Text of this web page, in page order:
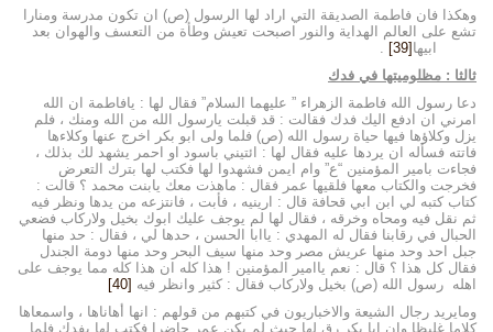
وهكذا فان فاطمة الصديقة التي اراد لها الرسول (ص) ان تكون مدرسة ومنارا
تشع على العالم الهداية والنور اصبحت تعيش وطأة من التعسف والهوان بعد
ابيها [39]
.
ثالثا : مظلوميتها في فدك
دعا رسول الله فاطمة الزهراء ” عليهما السلام” فقال لها : يافاطمة ان الله
امرني ان ادفع اليك فدك فقالت : قد قبلت يارسول الله من الله ومنك ، فلم
يزل وكلاؤها فيها حياة رسول الله (ص) فلما ولى ابو بكر اخرج عنها وكلاءها
فاتته فسأله ان يردها عليه فقال لها : ائتيني باسود او احمر يشهد لك بذلك ،
فجاءت بامير المؤمنين “ع” وام ايمن فشهدوا لها فكتب لها بترك التعرض
فخرجت والكتاب معها فلقيها عمر فقال : ماهذت معك يابنت محمد ؟ قالت :
كتاب كتبه لي ابن ابي قحافة قال : ارينيه ، فأبت ، فانتزعه من يدها ونظر فيه
ثم نقل فيه ومحاه وخرقه ، فقال لها لم يوجف عليك ابوك بخيل ولاركاب فضعي
الحبال في رقابنا فقال له المهدي : ياابا الحسن ، حدها لي ، فقال : حد منها
جبل احد وحد منها عريش مصر وحد منها سيف البحر وحد منها دومة الجندل
فقال كل هذا ؟ قال : نعم ياامير المؤمنين ! هذا كله ان هذا كله مما يوجف على
اهله رسول الله (ص) بخيل ولاركاب فقال : كثير وانظر فيه [40]
ومايريد رجال الشيعة والاخباريون في كتبهم من قولهم : انها أهاناها ، واسمعاها
كلاما غليظا وان ابا بكر رق لها حيث لم يكن عمر حاضرا فكتب لها بفدك فلما